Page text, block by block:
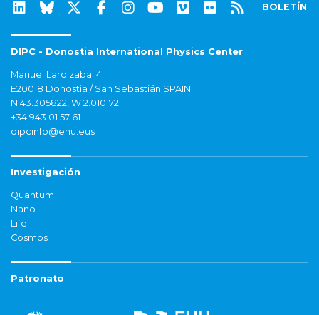
BOLETÍN
DIPC - Donostia International Physics Center
Manuel Lardizabal 4
E20018 Donostia / San Sebastián SPAIN
N 43.305822, W 2.010172
+34 943 01 57 61
dipcinfo@ehu.eus
Investigación
Quantum
Nano
Life
Cosmos
Patronato